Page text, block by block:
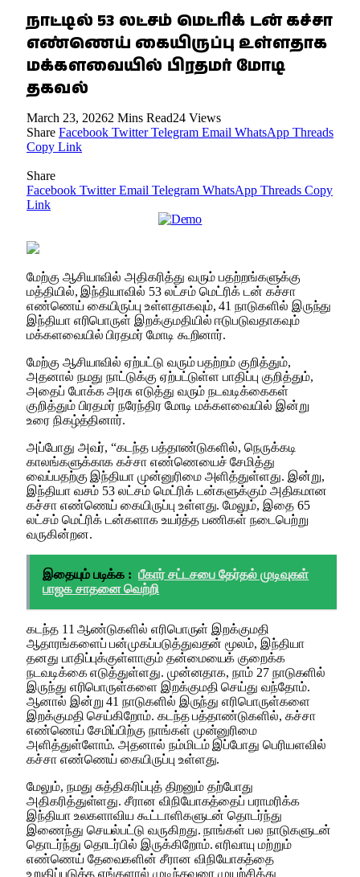
நாட்டில் 53 லட்சம் மெட்ரிக் டன் கச்சா
எண்ணெய் கையிருப்பு உள்ளதாக
மக்களவையில் பிரதமர் மோடி
தகவல்
March 23, 20262 Mins Read24 Views
Share Facebook Twitter Telegram Email WhatsApp Threads
Copy Link
Share
Facebook Twitter Email Telegram WhatsApp Threads Copy
Link
மேற்கு ஆசியாவில் அதிகரித்து வரும் பதற்றங்களுக்கு
மத்தியில், இந்தியாவில் 53 லட்சம் மெட்ரிக் டன் கச்சா
எண்ணெய் கையிருப்பு உள்ளதாகவும், 41 நாடுகளில் இருந்து
இந்தியா எரிபொருள் இறக்குமதியில் ஈடுபடுவதாகவும்
மக்களவையில் பிரதமர் மோடி கூறினார்.
மேற்கு ஆசியாவில் ஏற்பட்டு வரும் பதற்றம் குறித்தும்,
அதனால் நமது நாட்டுக்கு ஏற்பட்டுள்ள பாதிப்பு குறித்தும்,
அதைப் போக்க அரசு எடுத்து வரும் நடவடிக்கைகள்
குறித்தும் பிரதமர் நரேந்திர மோடி மக்களவையில் இன்று
உரை நிகழ்த்தினார்.
அப்போது அவர், “கடந்த பத்தாண்டுகளில், நெருக்கடி
காலங்களுக்காக கச்சா எண்ணெயைச் சேமித்து
வைப்பதற்கு இந்தியா முன்னுரிமை அளித்துள்ளது. இன்று,
இந்தியா வசம் 53 லட்சம் மெட்ரிக் டன்களுக்கும் அதிகமான
கச்சா எண்ணெய் கையிருப்பு உள்ளது. மேலும், இதை 65
லட்சம் மெட்ரிக் டன்களாக உயர்த்த பணிகள் நடைபெற்று
வருகின்றன.
இதையும் படிக்க : பீகார் சட்டசபை தேர்தல் முடிவுகள்
பாஜக சாதனை வெற்றி
கடந்த 11 ஆண்டுகளில் எரிபொருள் இறக்குமதி
ஆதாரங்களைப் பன்முகப்படுத்துவதன் மூலம், இந்தியா
தனது பாதிப்புக்குள்ளாகும் தன்மையைக் குறைக்க
நடவடிக்கை எடுத்துள்ளது. முன்னதாக, நாம் 27 நாடுகளில்
இருந்து எரிபொருள்களை இறக்குமதி செய்து வந்தோம்.
ஆனால் இன்று 41 நாடுகளில் இருந்து எரிபொருள்களை
இறக்குமதி செய்கிறோம். கடந்த பத்தாண்டுகளில், கச்சா
எண்ணெய் சேமிப்பிற்கு நாங்கள் முன்னுரிமை
அளித்துள்ளோம். அதனால் நம்மிடம் இப்போது பெரியளவில்
கச்சா எண்ணெய் கையிருப்பு உள்ளது.
மேலும், நமது சுத்திகரிப்புத் திறனும் தற்போது
அதிகரித்துள்ளது. சீரான விநியோகத்தைப் பராமரிக்க
இந்தியா உலகளாவிய கூட்டாளிகளுடன் தொடர்ந்து
இணைந்து செயல்பட்டு வருகிறது. நாங்கள் பல நாடுகளுடன்
தொடர்ந்து தொடர்பில் இருக்கிறோம். எரிவாயு மற்றும்
எண்ணெய் தேவைகளின் சீரான விநியோகத்தை
உறுதிப்படுத்த எங்களால் முடிந்தவரை முயற்சித்து